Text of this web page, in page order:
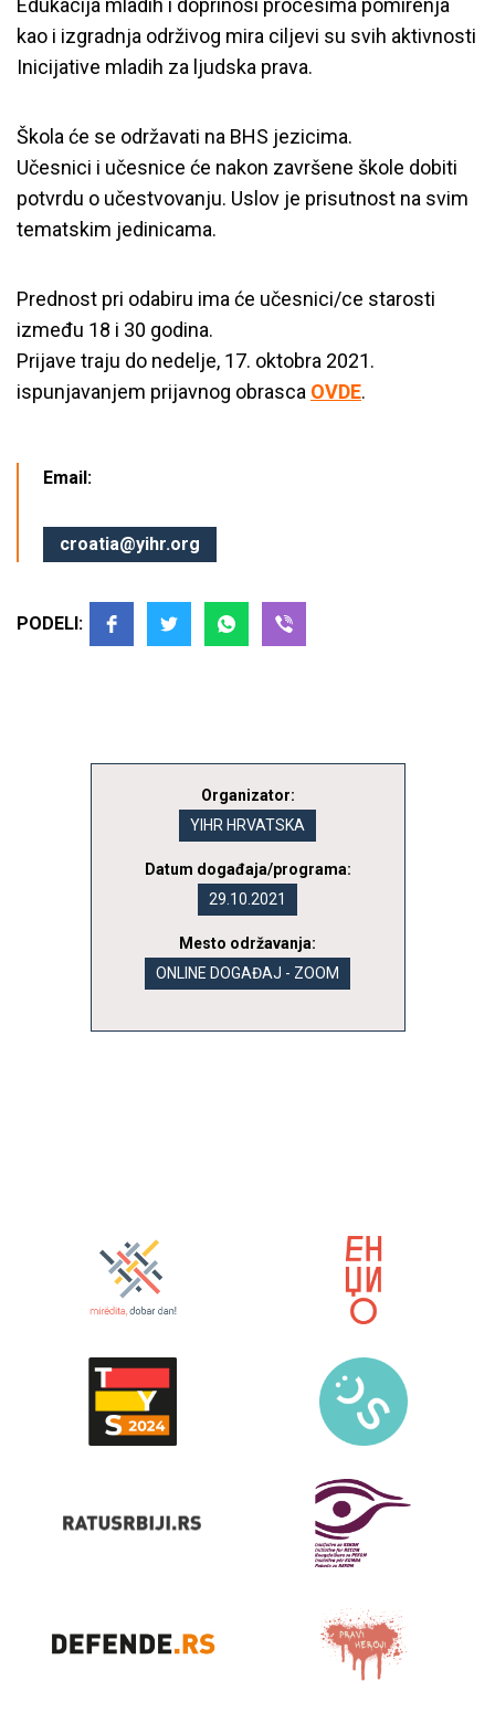
Edukacija mladih i doprinosi procesima pomirenja
kao i izgradnja održivog mira ciljevi su svih aktivnosti
Inicijative mladih za ljudska prava.
Škola će se održavati na BHS jezicima.
Učesnici i učesnice će nakon završene škole dobiti
potvrdu o učestvovanju. Uslov je prisutnost na svim
tematskim jedinicama.
Prednost pri odabiru ima će učesnici/ce starosti
između 18 i 30 godina.
Prijave traju do nedelje, 17. oktobra 2021.
ispunjavanjem prijavnog obrasca OVDE.
Email:
croatia@yihr.org
PODELI:
Organizator:
YIHR HRVATSKA
Datum događaja/programa:
29.10.2021
Mesto održavanja:
ONLINE DOGAĐAJ - ZOOM